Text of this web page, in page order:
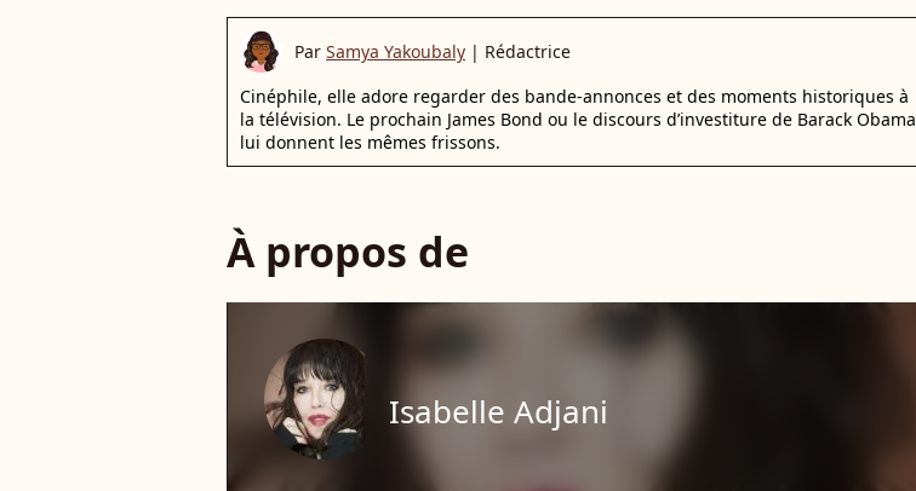
Par Samya Yakoubaly | Rédactrice
Cinéphile, elle adore regarder des bande-annonces et des moments historiques à
la télévision. Le prochain James Bond ou le discours d’investiture de Barack Obama
lui donnent les mêmes frissons.
À propos de
Isabelle Adjani